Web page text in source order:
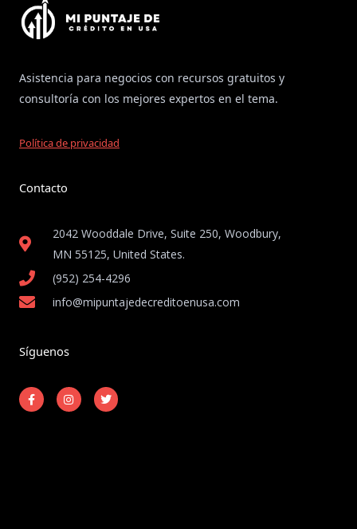
Asistencia para negocios con recursos gratuitos y
consultoría con los mejores expertos en el tema.
Política de privacidad
Contacto
2042 Wooddale Drive, Suite 250, Woodbury,
MN 55125, United States​.
(952) 254-4296
info@mipuntajedecreditoenusa.com
Síguenos
F
a
c
I
n
s
T
w
i